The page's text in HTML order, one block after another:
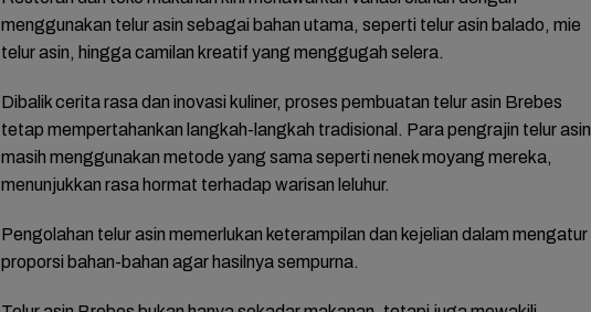
menggunakan telur asin sebagai bahan utama, seperti telur asin balado, mie
telur asin, hingga camilan kreatif yang menggugah selera.
Dibalik cerita rasa dan inovasi kuliner, proses pembuatan telur asin Brebes
tetap mempertahankan langkah-langkah tradisional. Para pengrajin telur asin
masih menggunakan metode yang sama seperti nenek moyang mereka,
menunjukkan rasa hormat terhadap warisan leluhur.
Pengolahan telur asin memerlukan keterampilan dan kejelian dalam mengatur
proporsi bahan-bahan agar hasilnya sempurna.